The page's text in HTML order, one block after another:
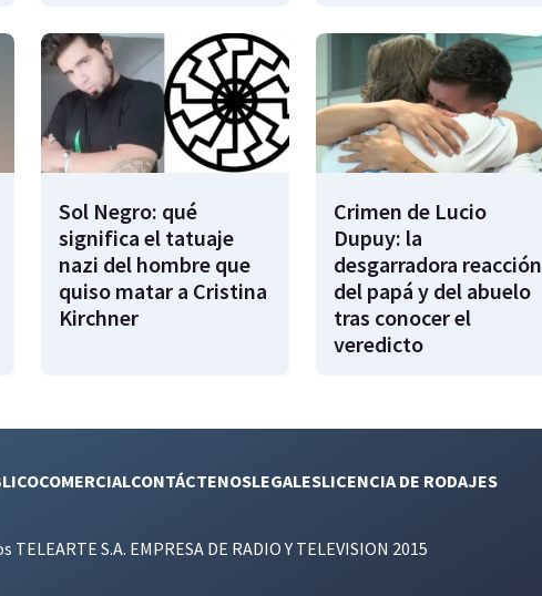
Sol Negro: qué
significa el tatuaje
nazi del hombre que
quiso matar a Cristina
Kirchner
Crimen de Lucio
Dupuy: la
desgarradora reacción
del papá y del abuelo
tras conocer el
veredicto
COMERCIALCONTÁCTENOSLEGALESLICENCIA DE RODAJES
S.A. EMPRESA DE RADIO Y TELEVISION 2015